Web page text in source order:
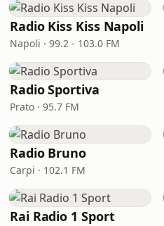
Radio Kiss Kiss Napoli
Napoli · 99.2 - 103.0 FM
Radio Sportiva
Prato · 95.7 FM
Radio Bruno
Carpi · 102.1 FM
Rai Radio 1 Sport